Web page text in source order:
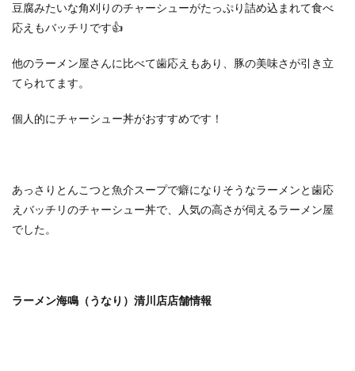
豆腐みたいな角刈りのチャーシューがたっぷり詰め込まれて食べ
応えもバッチリです👍
他のラーメン屋さんに比べて歯応えもあり、豚の美味さが引き立
てられてます。
個人的にチャーシュー丼がおすすめです！
あっさりとんこつと魚介スープで癖になりそうなラーメンと歯応
えバッチリのチャーシュー丼で、人気の高さが伺えるラーメン屋
でした。
ラーメン海鳴（うなり）清川店店舗情報